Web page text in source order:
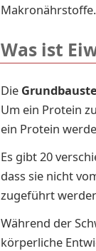
Makronährstoffe.
Was ist
Die
Um ein Protein
ein Protein
Es gibt 20
dass sie nicht
zugeführt
Während der
körperliche